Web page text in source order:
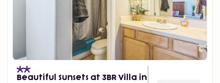
Beautiful Sunsets at 3BR Villa in